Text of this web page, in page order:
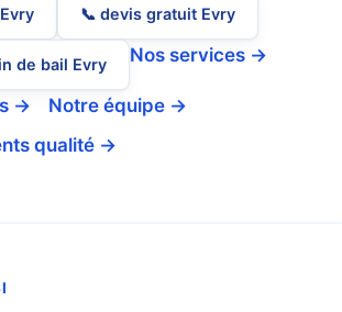
📞 devis gratuit Evry
de bail Evry Nos services →
→
Notre équipe →
qualité →